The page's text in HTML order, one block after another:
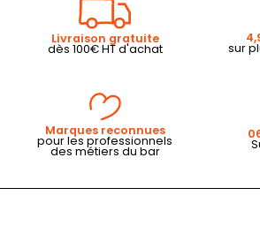
Livraison gratuite
dès 100€ HT d'achat sur
Marques reconnues
pour les professionnels
des métiers du bar